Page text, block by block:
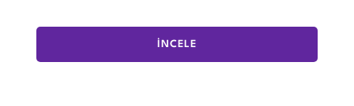
İNCELE